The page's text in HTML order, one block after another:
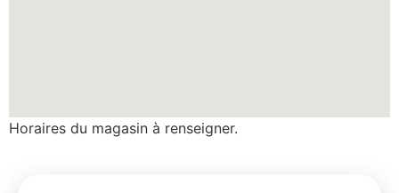
Horaires du magasin à renseigner.